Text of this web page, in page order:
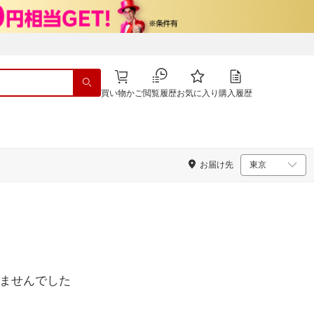
買い物かご閲覧履歴お気に入り 購入履歴
お届け先
せんでした